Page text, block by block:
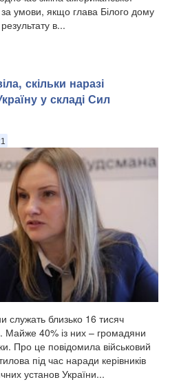
умови, якщо глава Білого дому
в...
скільки наразі
у складі Сил
служать близько 16 тисяч
Майже 40% із них – громадяни
Про це повідомила військовий
під час наради керівників
установ України...